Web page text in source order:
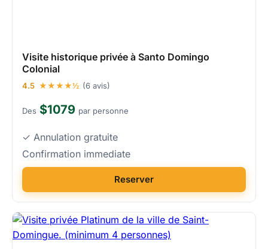
Visite historique privée à Santo Domingo
Colonial
4.5 ★★★★½ (6 avis)
Des $1079 par personne
✓ Annulation gratuite
Confirmation immediate
Reserver